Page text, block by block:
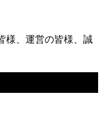
様、運営の皆様、誠